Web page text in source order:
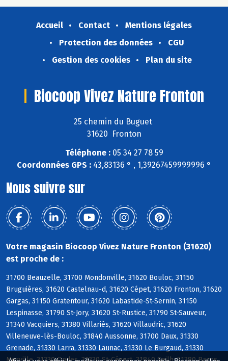
Accueil Contact
Mentions légales
Protection des données
CGU
Gestion des cookies
Plan du site
Biocoop Vivez Nature Fronton
25 chemin du Buguet
31620 Fronton
Téléphone :05 34 27 78 59
Coordonnées GPS : 43,83136 ° , 1,39267459999996 °
Nous suivre sur
Votre magasin Biocoop Vivez Nature Fronton (31620)
est proche de :
31700 Beauzelle, 31700 Mondonville, 31620 Bouloc, 31150
Bruguières, 31620 Castelnau-d, 31620 Cépet, 31620 Fronton, 31620
Gargas, 31150 Gratentour, 31620 Labastide-St-Sernin, 31150
Lespinasse, 31790 St-Jory, 31620 St-Rustice, 31790 St-Sauveur,
31340 Vacquiers, 31380 Villariès, 31620 Villaudric, 31620
Villeneuve-lès-Bouloc, 31840 Aussonne, 31700 Daux, 31330
Grenade, 31330 Larra, 31330 Launac, 31330 Le Burgaud, 31330